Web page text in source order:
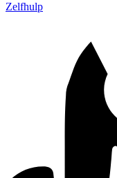
Zelfhulp